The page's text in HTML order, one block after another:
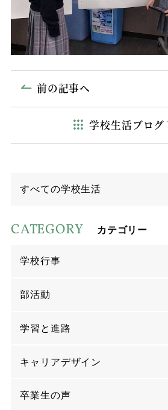
前の記事へ
学校生活ブログ
すべての学校生活
CATEGORY カテゴリー
学校行事
部活動
学習と進路
キャリアデザイン
卒業生の声